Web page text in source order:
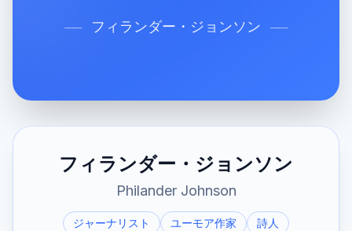
── フィランダー・ジョンソン ──
フィランダー・ジョンソン
Philander Johnson
ジャーナリスト ユーモア作家
詩人